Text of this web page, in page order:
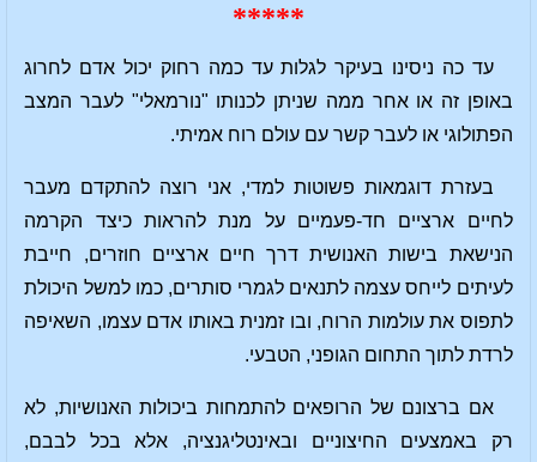
*****
עד כה ניסינו בעיקר לגלות עד כמה רחוק יכול אדם לחרוג
באופן זה או אחר ממה שניתן לכנותו "נורמאלי" לעבר המצב
הפתולוגי או לעבר קשר עם עולם רוח אמיתי.
בעזרת דוגמאות פשוטות למדי, אני רוצה להתקדם מעבר
לחיים ארציים חד-פעמיים על מנת להראות כיצד הקרמה
הנישאת בישות האנושית דרך חיים ארציים חוזרים, חייבת
לעיתים לייחס עצמה לתנאים לגמרי סותרים, כמו למשל היכולת
לתפוס את עולמות הרוח, ובו זמנית באותו אדם עצמו, השאיפה
לרדת לתוך התחום הגופני, הטבעי.
אם ברצונם של הרופאים להתמחות ביכולות האנושיות, לא
רק באמצעים החיצוניים ובאינטליגנציה, אלא בכל לבבם,